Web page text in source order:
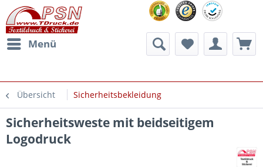
Menü
Übersicht Sicherheitsbekleidung
Sicherheitsweste mit beidseitigem
Logodruck